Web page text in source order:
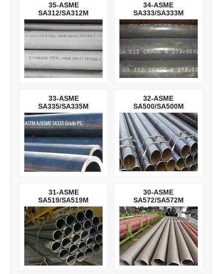
35-ASME
SA312/SA312M
34-ASME
SA333/SA333M
33-ASME
SA335/SA335M
32-ASME
SA500/SA500M
31-ASME
SA519/SA519M
30-ASME
SA572/SA572M